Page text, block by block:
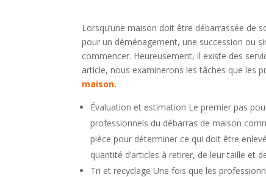
Lorsqu’une maison doit être débarrassée de
pour un déménagement, une succession ou
commencer. Heureusement, il existe des
article, nous examinerons les tâches que les
maison.
Évaluation et estimation Le premier pas
professionnels du débarras de maison
pièce pour déterminer ce qui doit être
quantité d’articles à retirer, de leur taille et
Tri et recyclage Une fois que les